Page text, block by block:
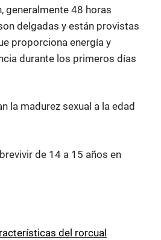
generalmente 48 horas
delgadas y están provistas
proporciona energía y
durante los primeros días
la madurez sexual a la edad
de 14 a 15 años en
del rorcual